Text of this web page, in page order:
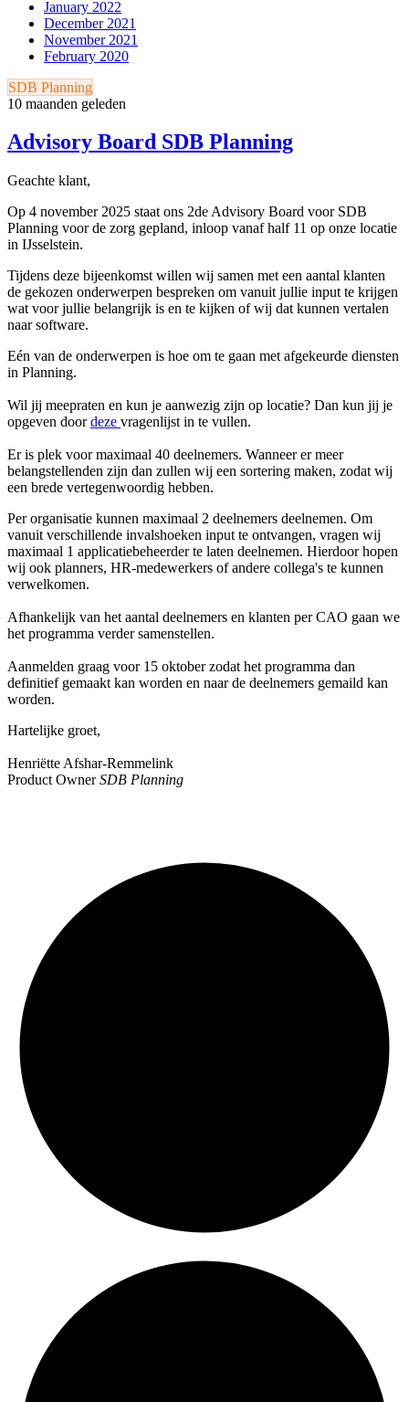
January 2022
December 2021
November 2021
February 2020
SDB Planning
10 maanden geleden
Advisory Board SDB Planning
Geachte klant,
Op 4 november 2025 staat ons 2de Advisory Board voor SDB
Planning voor de zorg gepland, inloop vanaf half 11 op onze locatie
in IJsselstein.
Tijdens deze bijeenkomst willen wij samen met een aantal klanten
de gekozen onderwerpen bespreken om vanuit jullie input te krijgen
wat voor jullie belangrijk is en te kijken of wij dat kunnen vertalen
naar software.
Eén van de onderwerpen is hoe om te gaan met afgekeurde diensten
in Planning.
Wil jij meepraten en kun je aanwezig zijn op locatie? Dan kun jij je
opgeven doordeze vragenlijst in te vullen.
Er is plek voor maximaal 40 deelnemers. Wanneer er meer
belangstellenden zijn dan zullen wij een sortering maken, zodat wij
een brede vertegenwoordig hebben.
Per organisatie kunnen maximaal 2 deelnemers deelnemen. Om
vanuit verschillende invalshoeken input te ontvangen, vragen wij
maximaal 1 applicatiebeheerder te laten deelnemen. Hierdoor hopen
wij ook planners, HR-medewerkers of andere collega's te kunnen
verwelkomen.
Afhankelijk van het aantal deelnemers en klanten per CAO gaan we
het programma verder samenstellen.
Aanmelden graag voor 15 oktober zodat het programma dan
definitief gemaakt kan worden en naar de deelnemers gemaild kan
worden.
Hartelijke groet,
Henriëtte Afshar-Remmelink
Product OwnerSDB Planning